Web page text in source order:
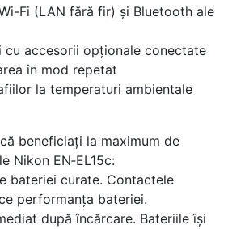
Fi (LAN fără fir) și Bluetooth ale
cu accesorii opționale conectate
în mod repetat
la temperaturi ambientale
beneficiați la maximum de
Nikon EN‑EL15c:
bateriei curate. Contactele
performanța bateriei.
după încărcare. Bateriile își